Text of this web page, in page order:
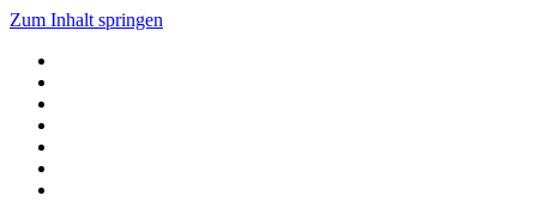
Zum Inhalt springen